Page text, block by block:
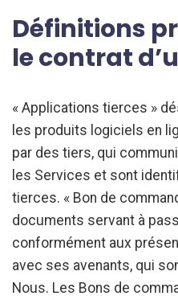
Définitions
le contrat
« Applications tierces »
les produits logiciels en
par des tiers, qui
les Services et sont
tierces. « Bon de
documents servant à
conformément aux
avec ses avenants, qui
Nous. Les Bons de